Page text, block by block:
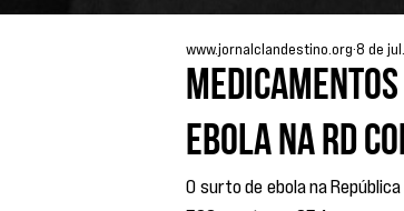
ebola na RD
www.jornalclandestino.org8 de
O surto de ebola na